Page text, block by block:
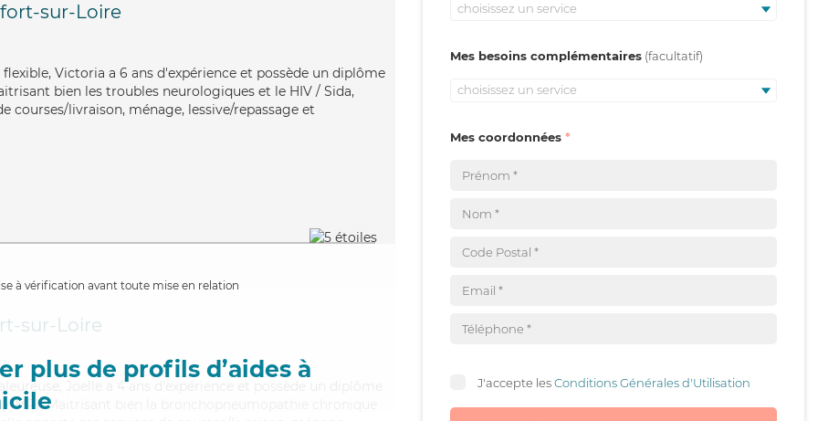
sur-Loire
Victoria a 6 ans d'expérience et possède un diplôme
bien les troubles neurologiques et le HIV / Sida,
courses/livraison, ménage, lessive/repassage et
à vérification avant toute mise en relation
plus de profils d’aides à
sur-Loire
Joelle a 4 ans d'expérience et possède un diplôme
Maitrisant bien la bronchopneumopathie chronique
choisissez un service
Mes besoins complémentaires
choisissez un service
Mes coordonnées
J'accepte lesConditions Générales d'Utilisation